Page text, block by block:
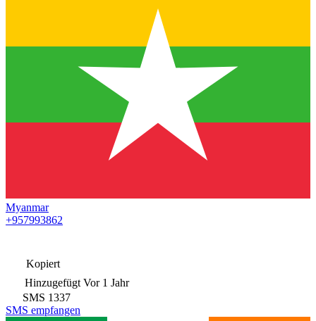
Myanmar
+957993862
Kopiert
Hinzugefügt Vor 1 Jahr
SMS 1337
SMS empfangen